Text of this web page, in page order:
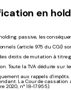
en
passive, les
(article 975 du CGI)
droits de mutation à
Toute la TVA déduite sur
aux rappels d'impôts.
La Cour de cassation
2020, n° 18-17.955).